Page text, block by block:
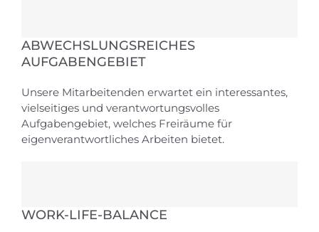
ABWECHSLUNGSREICHES
AUFGABENGEBIET
Unsere Mitarbeitenden erwartet ein interessantes,
vielseitiges und verantwortungsvolles
Aufgabengebiet, welches Freiräume für
eigenverantwortliches Arbeiten bietet.
WORK-LIFE-BALANCE